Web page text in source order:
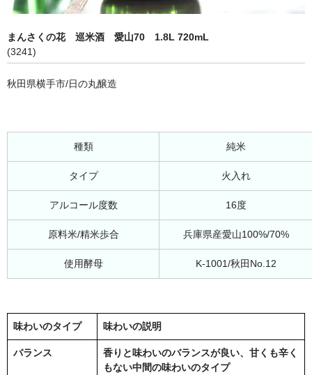
まんさくの花 巡米酒 愛山70 1.8L 720mL
(3241)
秋田県横手市/日の丸醸造
種類 純米
タイプ 火入れ
アルコール度数 16度
原料米/精米歩合 兵庫県産愛山100%/70%
使用酵母 K-1001/秋田No.12
味わいのタイプ 味わいの説明
バランス
香りと味わいのバランスが良い、甘くも辛く
もない中間の味わいのタイプ